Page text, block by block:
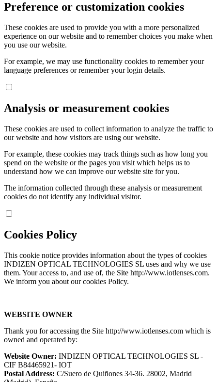
Preference or customization cookies
These cookies are used to provide you with a more personalized
experience on our website and to remember choices you make when
you use our website.
For example, we may use functionality cookies to remember your
language preferences or remember your login details.
Analysis or measurement cookies
These cookies are used to collect information to analyze the traffic to
our website and how visitors are using our website.
For example, these cookies may track things such as how long you
spend on the website or the pages you visit which helps us to
understand how we can improve our website site for you.
The information collected through these analysis or measurement
cookies do not identify any individual visitor.
Cookies Policy
This cookie notice provides information about the types of cookies
INDIZEN OPTICAL TECHNOLOGIES SL uses and why we use
them. Your access to, and use of, the Site http://www.iotlenses.com.
We inform you about our cookies Policy.
WEBSITE OWNER
Thank you for accessing the Site http://www.iotlenses.com which is
owned and operated by:
Website Owner: INDIZEN OPTICAL TECHNOLOGIES SL -
CIF B84465921- IOT
Postal Address: C/Suero de Quiñones 34-36. 28002, Madrid